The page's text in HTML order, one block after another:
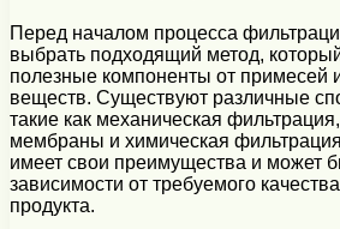
Перед началом процесса
выбрать подходящий метод,
полезные компоненты от примесей
веществ. Существуют различные
такие как механическая
мембраны и химическая
имеет свои преимущества и может
зависимости от требуемого
продукта.